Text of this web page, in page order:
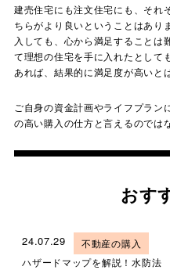
建売住宅にも注文住宅にも、それ
ちらがより良いということはあり
入しても、心から満足することは
て理想の住宅を手に入れたとして
あれば、結果的に満足度が高いと
ご自身の資金計画やライフプラン
の高い購入の仕方と言えるのでは
おす
24.07.29
不動産の購入
ハザードマップを解説！水防法